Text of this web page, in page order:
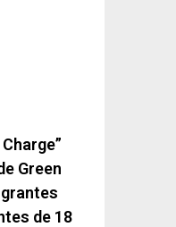
Green
de 18